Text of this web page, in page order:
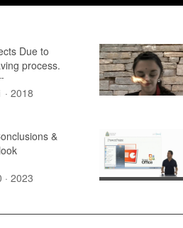
- Vicente
0:15 · 2014
Diseño
9:48 · 2012